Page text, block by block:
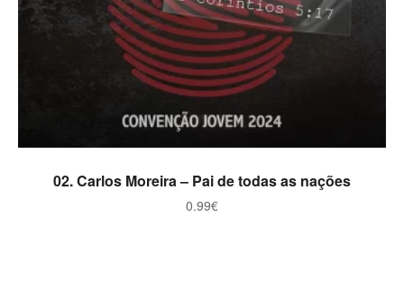
ADICIONAR
02. Carlos Moreira – Pai de todas as nações
0.99€